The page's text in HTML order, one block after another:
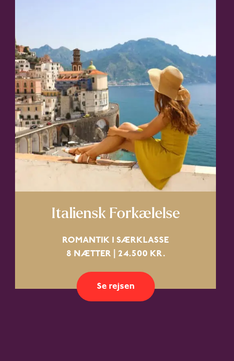
Italiensk Forkælelse
ROMANTIK I SÆRKLASSE
8 NÆTTER | 24.500 KR.
Se rejsen